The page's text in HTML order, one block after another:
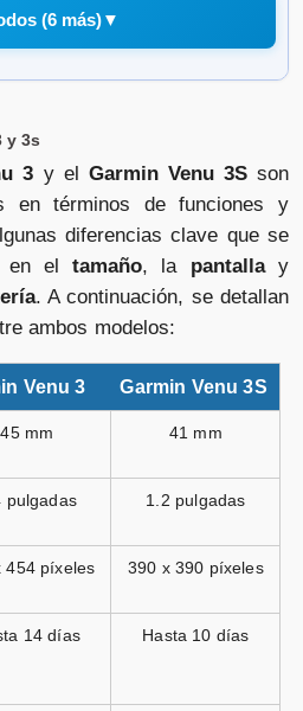
(6 más)▼
Smartwatch.
Gratis >99€ · 🔄 15-30 días
3 negro correa
negro
Venu 3S gris oscuro
y 3s
3 y el Garmin Venu 3Sson
en términos de funciones y
diferencias clave que se
en eltamaño, la pantallay
. A continuación, se detallan
ambos modelos:
Venu 3 Garmin Venu 3S
45 mm 41 mm
pulgadas 1.2 pulgadas
454 píxeles 390 x 390 píxeles
14 días Hasta 10 días